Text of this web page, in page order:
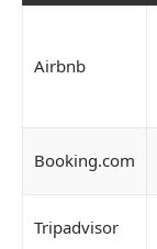
Airbnb
Booking.com
Tripadvisor